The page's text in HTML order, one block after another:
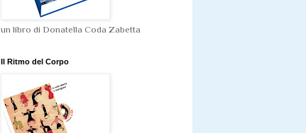
un libro di Donatella Coda Zabetta
Il Ritmo del Corpo